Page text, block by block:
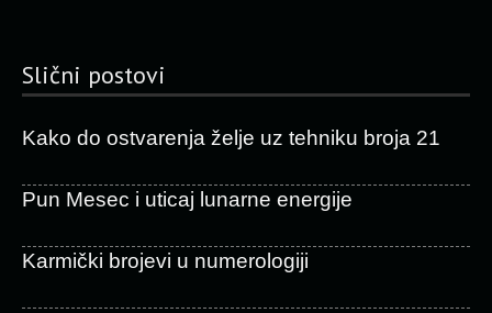
Slični postovi
Kako do ostvarenja želje uz tehniku broja 21
Pun Mesec i uticaj lunarne energije
Karmički brojevi u numerologiji